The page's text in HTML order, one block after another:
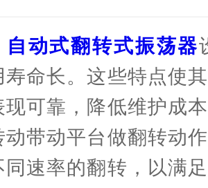
自动式翻转式振荡器
寿命长。这些特点使
现可靠，降低维护成
动带动平台做翻转动
同速率的翻转，以满